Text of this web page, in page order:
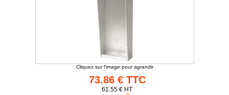
Cliquez sur l'image pour agrandir
73.86 € TTC
61.55 € HT